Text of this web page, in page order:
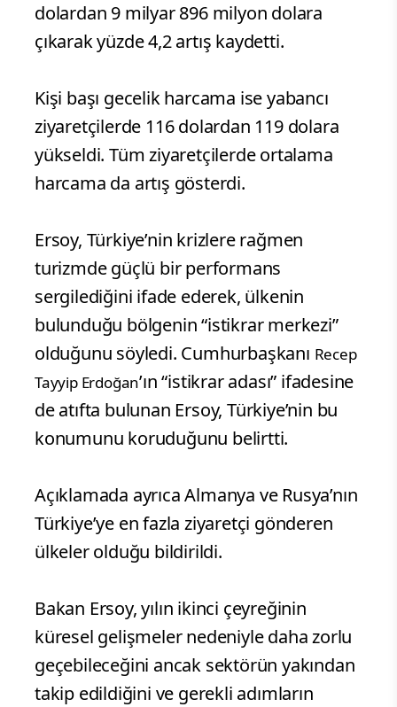
dolardan 9 milyar 896 milyon dolara
çıkarak yüzde 4,2 artış kaydetti.
Kişi başı gecelik harcama ise yabancı
ziyaretçilerde 116 dolardan 119 dolara
yükseldi. Tüm ziyaretçilerde ortalama
harcama da artış gösterdi.
Ersoy, Türkiye’nin krizlere rağmen
turizmde güçlü bir performans
sergilediğini ifade ederek, ülkenin
bulunduğu bölgenin “istikrar merkezi”
olduğunu söyledi. Cumhurbaşkanı Recep
Tayyip Erdoğan’ın “istikrar adası” ifadesine
de atıfta bulunan Ersoy, Türkiye’nin bu
konumunu koruduğunu belirtti.
Açıklamada ayrıca Almanya ve Rusya’nın
Türkiye’ye en fazla ziyaretçi gönderen
ülkeler olduğu bildirildi.
Bakan Ersoy, yılın ikinci çeyreğinin
küresel gelişmeler nedeniyle daha zorlu
geçebileceğini ancak sektörün yakından
takip edildiğini ve gerekli adımların